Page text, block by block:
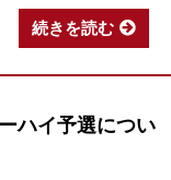
続きを読む
ハイ予選につい